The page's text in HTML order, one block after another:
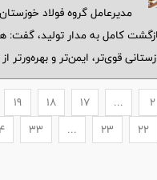
مدیرعامل گروه فولاد
کامل به مدار تولید،
قوی‌تر، ایمن‌تر و
2
...
17
18
19
22
23
...
33